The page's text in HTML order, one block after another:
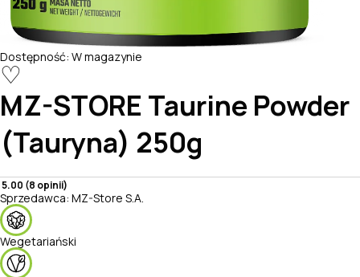
Dostępność: W magazynie
♡
MZ-STORE Taurine Powder
(Tauryna) 250g
5.00 (8 opinii)
Sprzedawca: MZ-Store S.A.
Wegetariański